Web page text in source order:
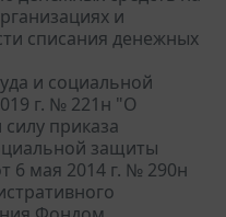
и
списания денежных
и социальной
г. № 221н "О
приказа
защиты
6 мая 2014 г. № 290н